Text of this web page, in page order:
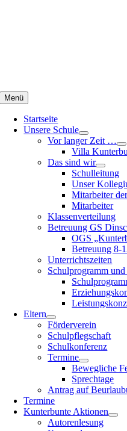
Menü
Startseite
Unsere Schule
Vor langer Zeit …
Villa
Das sind wir
Schulleitung
Unser
Mitarbeiter
Mitarbeiter
Klassenverteilung
Betreuung GS
OGS
Betreuung 8-
Unterrichtszeiten
Schulprogramm
Eltern
Förderverein
Schulpflegschaft
Schulkonferenz
Termine
Bewegliche
Sprechtage
Antrag auf
Termine
Kunterbunte Aktionen
Autorenlesung